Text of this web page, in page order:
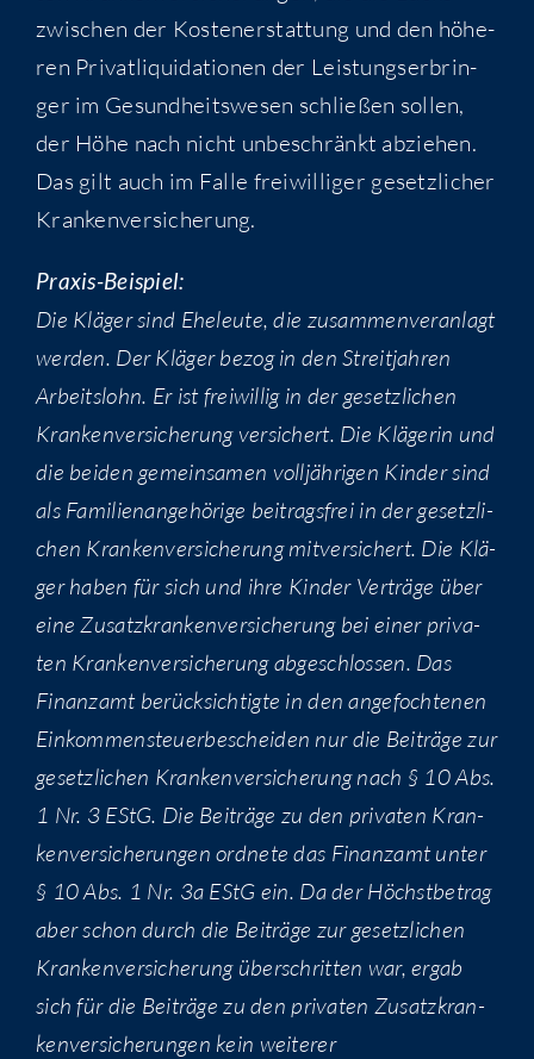
zwi­schen der Kos­ten­er­stat­tung und den höhe­
ren Pri­vat­li­qui­da­tio­nen der Leis­tungs­er­brin­
ger im Gesund­heits­we­sen schlie­ßen sol­len,
der Höhe nach nicht unbe­schränkt abzie­hen.
Das gilt auch im Fal­le frei­wil­li­ger gesetz­li­cher
Krankenversicherung.
Pra­xis-Bei­spiel:
Die Klä­ger sind Ehe­leu­te, die zusam­men­ver­an­lagt
wer­den. Der Klä­ger bezog in den Streit­jah­ren
Arbeits­lohn. Er ist frei­wil­lig in der gesetz­li­chen
Kran­ken­ver­si­che­rung ver­si­chert. Die Klä­ge­rin und
die bei­den gemein­sa­men voll­jäh­ri­gen Kin­der sind
als Fami­li­en­an­ge­hö­ri­ge bei­trags­frei in der gesetz­li­
chen Kran­ken­ver­si­che­rung mit­ver­si­chert. Die Klä­
ger haben für sich und ihre Kin­der Ver­trä­ge über
eine Zusatz­kran­ken­ver­si­che­rung bei einer pri­va­
ten Kran­ken­ver­si­che­rung abge­schlos­sen. Das
Finanz­amt berück­sich­tig­te in den ange­foch­te­nen
Ein­kom­men­steu­er­be­schei­den nur die Bei­trä­ge zur
gesetz­li­chen Kran­ken­ver­si­che­rung nach § 10 Abs.
1 Nr. 3 EStG. Die Bei­trä­ge zu den pri­va­ten Kran­
ken­ver­si­che­run­gen ord­ne­te das Finanz­amt unter
§ 10 Abs. 1 Nr. 3a EStG ein. Da der Höchst­be­trag
aber schon durch die Bei­trä­ge zur gesetz­li­chen
Kran­ken­ver­si­che­rung über­schrit­ten war, ergab
sich für die Bei­trä­ge zu den pri­va­ten Zusatz­kran­
ken­ver­si­che­run­gen kein wei­te­rer